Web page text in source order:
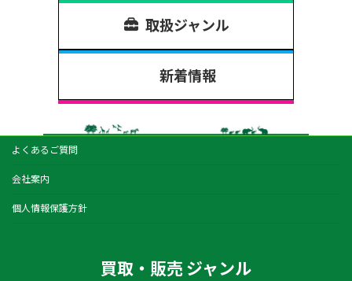
取扱ジャンル
新着情報
よくあるご質問
会社案内
個人情報保護方針
買取・販売 ジャンル